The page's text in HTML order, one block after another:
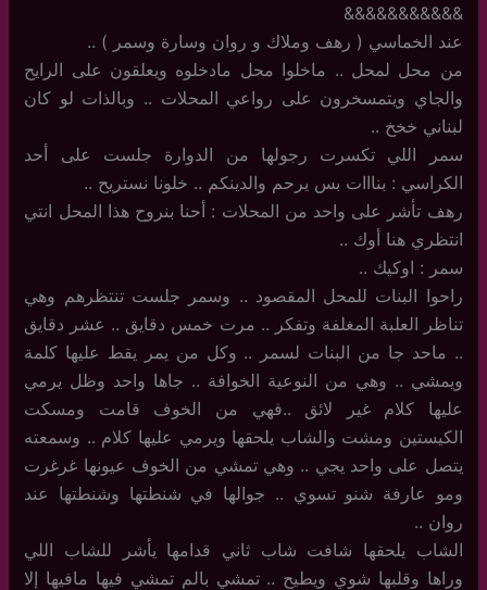
&&&&&&&&&&&
عند الخماسي ( رهف وملاك و روان وسارة وسمر ) ..
من محل لمحل .. ماخلوا محل مادخلوه ويعلقون على الرايح
والجاي ويتمسخرون على رواعي المحلات .. وبالذات لو كان
لبناني خخخ ..
سمر اللي تكسرت رجولها من الدوارة جلست على أحد
الكراسي : بنااات بس يرحم والدينكم .. خلونا نستريح ..
رهف تأشر على واحد من المحلات : أحنا بنروح هذا المحل انتي
انتظري هنا أوك ..
سمر : اوكيك ..
راحوا البنات للمحل المقصود .. وسمر جلست تنتظرهم وهي
تناظر العلبة المغلفة وتفكر .. مرت خمس دقايق .. عشر دقايق
.. ماحد جا من البنات لسمر .. وكل من يمر يقط عليها كلمة
ويمشي .. وهي من النوعية الخوافة .. جاها واحد وظل يرمي
عليها كلام غير لائق ..فهي من الخوف قامت ومسكت
الكيستين ومشت والشاب يلحقها ويرمي عليها كلام .. وسمعته
يتصل على واحد يجي .. وهي تمشي من الخوف عيونها غرغرت
ومو عارفة شنو تسوي .. جوالها في شنطتها وشنطتها عند
روان ..
الشاب يلحقها شافت شاب ثاني قدامها يأشر للشاب اللي
وراها وقلبها شوي ويطيح .. تمشي بالم تمشي فيها مافيها إلا